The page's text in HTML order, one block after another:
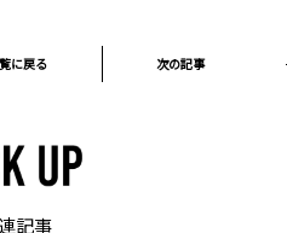
に戻る 次の記事
記事